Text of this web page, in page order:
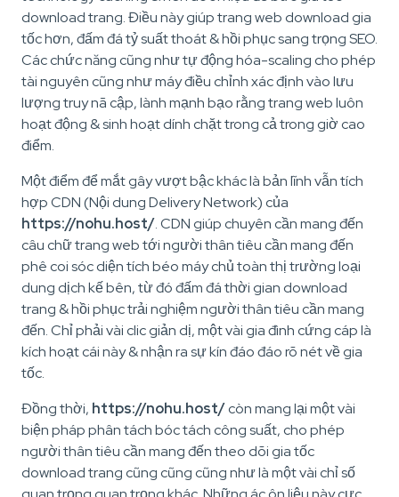
download trang. Điều này giúp trang web download gia
tốc hơn, đấm đá tỷ suất thoát & hồi phục sang trọng SEO.
Các chức năng cũng như tự động hóa-scaling cho phép
tài nguyên cũng như máy điều chỉnh xác định vào lưu
lượng truy nã cập, lành mạnh bạo rằng trang web luôn
hoạt động & sinh hoạt dính chặt trong cả trong giờ cao
điểm.
Một điểm để mắt gây vượt bậc khác là bản lĩnh vẫn tích
hợp CDN (Nội dung Delivery Network) của
https://nohu.host/. CDN giúp chuyên cần mang đến
câu chữ trang web tới người thân tiêu cần mang đến
phê coi sóc diện tích béo máy chủ toàn thị trường loại
dung dịch kế bên, từ đó đấm đá thời gian download
trang & hồi phục trải nghiệm người thân tiêu cần mang
đến. Chỉ phải vài clic giản dị, một vài gia đình cứng cáp là
kích hoạt cái này & nhận ra sự kín đáo đáo rõ nét về gia
tốc.
Đồng thời, https://nohu.host/còn mang lại một vài
biện pháp phân tách bóc tách công suất, cho phép
người thân tiêu cần mang đến theo dõi gia tốc
download trang cũng cũng cũng như là một vài chỉ số